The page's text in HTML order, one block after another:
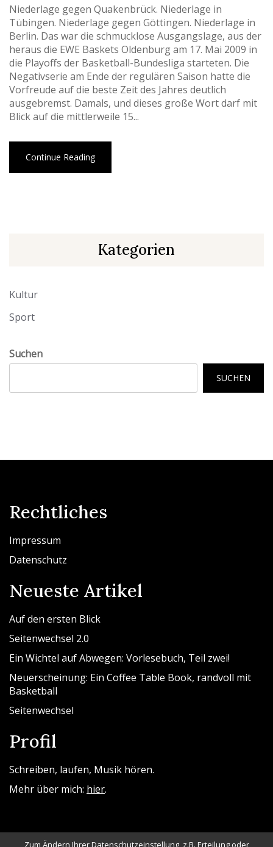
Niederlage gegen Quakenbrück. Niederlage in
Tübingen. Niederlage gegen Göttingen. Niederlage in
Berlin. Das war die schmucklose Ausgangslage, aus der
heraus die EWE Baskets Oldenburg am 17. Mai 2009 in
die Playoffs der Basketball-Bundesliga starteten. Die
Negativserie am Ende der regulären Saison hatte die
Vorfreude auf die beste Zeit des Jahres deutlich
ausgebremst. Damals, und dieses große Wort darf mit
Blick auf die mittlerweile 15...
Continue Reading
Kategorien
Kultur
Sport
Suchen
SUCHEN
Rechtliches
Impressum
Datenschutz
Neueste Artikel
Auf den ersten Blick
Seitenwechsel 2.0
Ein Wichtel auf Abwegen: Vorlesebuch, Teil zwei!
Neuerscheinung: Ein Coffee Table Book, randvoll mit
Basketball
Seitenwechsel
Profil
Schreiben, laufen, Musik hören.
Mehr über mich: hier.
Zum Ändern Ihrer Datenschutzeinstellung, z.B. Erteilung oder